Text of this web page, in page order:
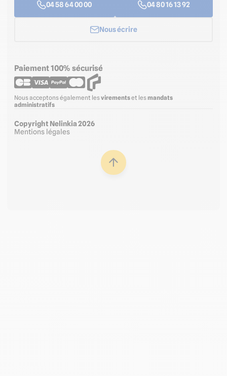
04 58 64 00 00 04 80 16 13 92
Nous écrire
Paiement 100% sécurisé
Nous acceptons également lesvirementset les mandats
administratifs
Copyright Nelinkia 2026
Mentions légales